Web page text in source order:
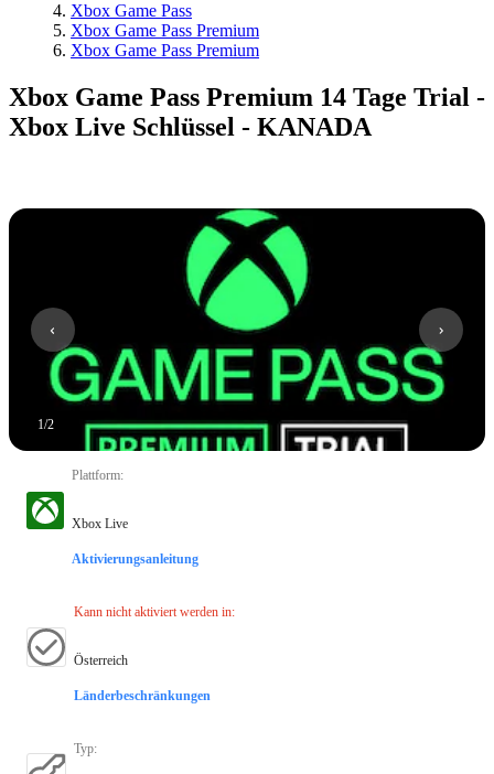
Xbox Game Pass
Xbox Game Pass Premium
Xbox Game Pass Premium
Xbox Game Pass Premium 14 Tage Trial -
Xbox Live Schlüssel - KANADA
1/2
Plattform:
Xbox Live
Aktivierungsanleitung
Kann nicht aktiviert werden in:
Österreich
Länderbeschränkungen
Typ: